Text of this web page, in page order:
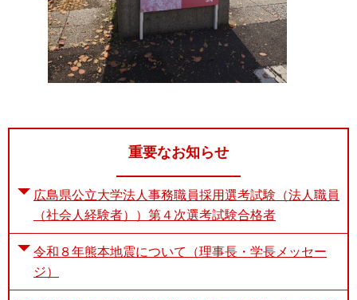
重要なお知らせ
広島県公立大学法人事務職員採用選考試験（法人職員
（社会人経験者））第４次選考試験合格者
令和８年熊本地震について（理事長・学長メッセー
ジ）